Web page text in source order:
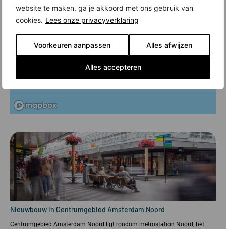
website te maken, ga je akkoord met ons gebruik van
cookies. Lees onze privacyverklaring
Voorkeuren aanpassen Alles afwijzen
Alles accepteren
Nieuwbouw in Centrumgebied Amsterdam Noord
Centrumgebied Amsterdam Noord ligt rondom metrostation Noord, het